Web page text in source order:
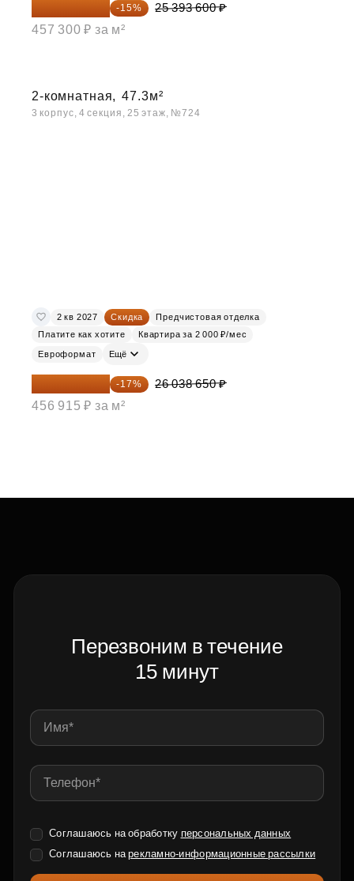
21 584 560 ₽ -15%
25 393 600 ₽
457 300 ₽ за м²
2-комнатная, 47.3м²
3 корпус, 4 секция, 25 этаж, №724
2 кв 2027 Скидка
Предчистовая отделка
Платите как хотите
Квартира за 2 000 ₽/мес
Евроформат Ещё
21 612 080 ₽ -17%
26 038 650 ₽
456 915 ₽ за м²
Перезвоним в течение
15 минут
Соглашаюсь на обработку персональных данных
Соглашаюсь нарекламно-информационные рассылки